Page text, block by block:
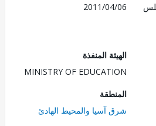
2011/04/06
الهيئة المنفذة
MINISTRY OF EDUCATION
شرق آسيا والمحيط الهادئ